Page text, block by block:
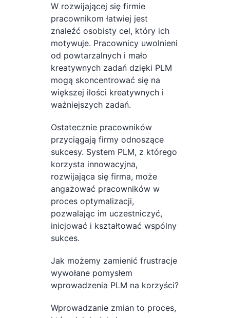
W rozwijającej się firmie
pracownikom łatwiej jest
znaleźć osobisty cel, który ich
motywuje. Pracownicy uwolnieni
od powtarzalnych i mało
kreatywnych zadań dzięki PLM
mogą skoncentrować się na
większej ilości kreatywnych i
ważniejszych zadań.
Ostatecznie pracowników
przyciągają firmy odnoszące
sukcesy. System PLM, z którego
korzysta innowacyjna,
rozwijająca się firma, może
angażować pracowników w
proces optymalizacji,
pozwalając im uczestniczyć,
inicjować i kształtować wspólny
sukces.
Jak możemy zamienić frustracje
wywołane pomysłem
wprowadzenia PLM na korzyści?
Wprowadzanie zmian to proces,